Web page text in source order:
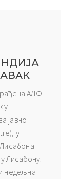
АЛФ
у
јавно
у
Лисабону.
недељна